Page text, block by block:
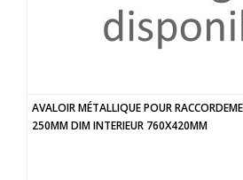
AVALOIR MÉTALLIQUE POUR
250MM DIM INTERIEUR 760X420MM